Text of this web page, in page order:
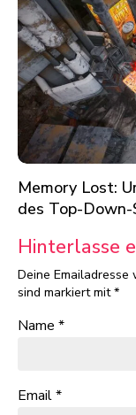
Memory Lost:
des Top-
Hinterlasse
Deine
sind markiert mit*
Name *
Email*